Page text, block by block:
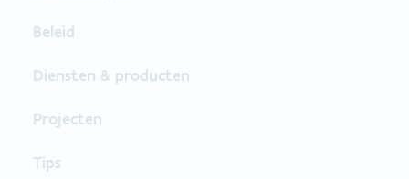
Beleid
Diensten & producten
Projecten
Tips